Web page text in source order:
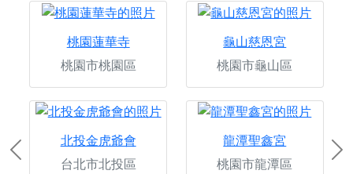
桃園蓮華寺
桃園市桃園區
龜山慈恩宮
桃園市龜山區
北投金虎爺會
台北市北投區
龍潭聖鑫宮
桃園市龍潭區
Previous